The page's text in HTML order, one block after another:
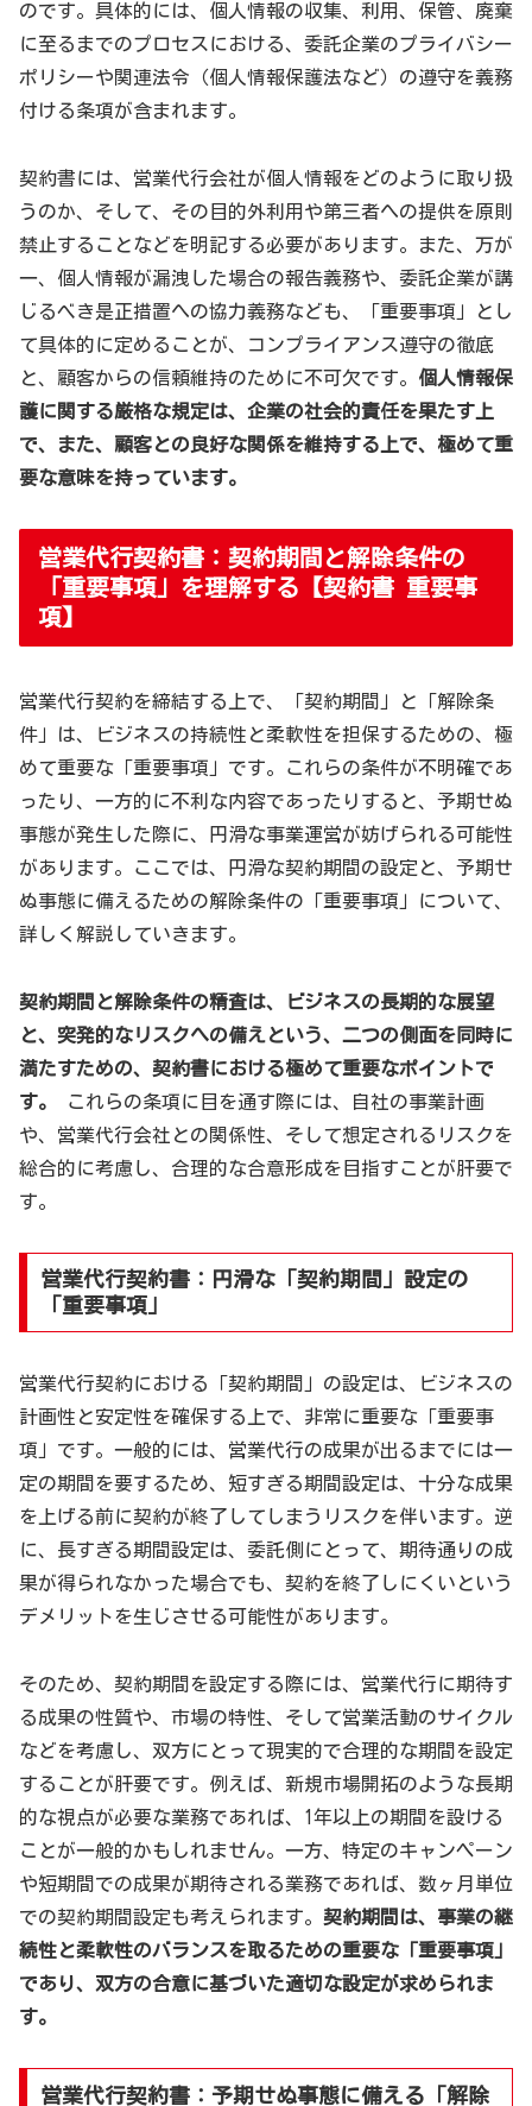
のです。具体的には、個人情報の収集、利用、保管、廃棄
に至るまでのプロセスにおける、委託企業のプライバシー
ポリシーや関連法令（個人情報保護法など）の遵守を義務
付ける条項が含まれます。
契約書には、営業代行会社が個人情報をどのように取り扱
うのか、そして、その目的外利用や第三者への提供を原則
禁止することなどを明記する必要があります。また、万が
一、個人情報が漏洩した場合の報告義務や、委託企業が講
じるべき是正措置への協力義務なども、「重要事項」とし
て具体的に定めることが、コンプライアンス遵守の徹底
と、顧客からの信頼維持のために不可欠です。 個人情報保
護に関する厳格な規定は、企業の社会的責任を果たす上
で、また、顧客との良好な関係を維持する上で、極めて重
要な意味を持っています。
営業代行契約書：契約期間と解除条件の
「重要事項」を理解する【契約書 重要事
項】
営業代行契約を締結する上で、「契約期間」と「解除条
件」は、ビジネスの持続性と柔軟性を担保するための、極
めて重要な「重要事項」です。これらの条件が不明確であ
ったり、一方的に不利な内容であったりすると、予期せぬ
事態が発生した際に、円滑な事業運営が妨げられる可能性
があります。ここでは、円滑な契約期間の設定と、予期せ
ぬ事態に備えるための解除条件の「重要事項」について、
詳しく解説していきます。
契約期間と解除条件の精査は、ビジネスの長期的な展望
と、突発的なリスクへの備えという、二つの側面を同時に
満たすための、契約書における極めて重要なポイントで
す。
これらの条項に目を通す際には、自社の事業計画
や、営業代行会社との関係性、そして想定されるリスクを
総合的に考慮し、合理的な合意形成を目指すことが肝要で
す。
営業代行契約書：円滑な「契約期間」設定の
「重要事項」
営業代行契約における「契約期間」の設定は、ビジネスの
計画性と安定性を確保する上で、非常に重要な「重要事
項」です。一般的には、営業代行の成果が出るまでには一
定の期間を要するため、短すぎる期間設定は、十分な成果
を上げる前に契約が終了してしまうリスクを伴います。逆
に、長すぎる期間設定は、委託側にとって、期待通りの成
果が得られなかった場合でも、契約を終了しにくいという
デメリットを生じさせる可能性があります。
そのため、契約期間を設定する際には、営業代行に期待す
る成果の性質や、市場の特性、そして営業活動のサイクル
などを考慮し、双方にとって現実的で合理的な期間を設定
することが肝要です。例えば、新規市場開拓のような長期
的な視点が必要な業務であれば、1年以上の期間を設ける
ことが一般的かもしれません。一方、特定のキャンペーン
や短期間での成果が期待される業務であれば、数ヶ月単位
での契約期間設定も考えられます。 契約期間は、事業の継
続性と柔軟性のバランスを取るための重要な「重要事項」
であり、双方の合意に基づいた適切な設定が求められま
す。
営業代行契約書：予期せぬ事態に備える「解除